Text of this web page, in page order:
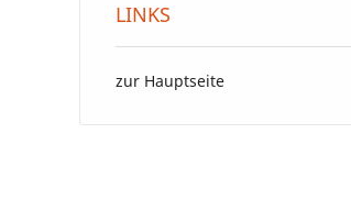
LINKS
zur Hauptseite